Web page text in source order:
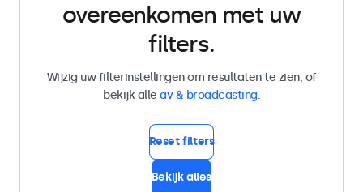
overeenkomen met uw
filters.
Wijzig uw filterinstellingen om resultaten te zien, of
bekijk alle av & broadcasting.
Reset filters
Bekijk alles